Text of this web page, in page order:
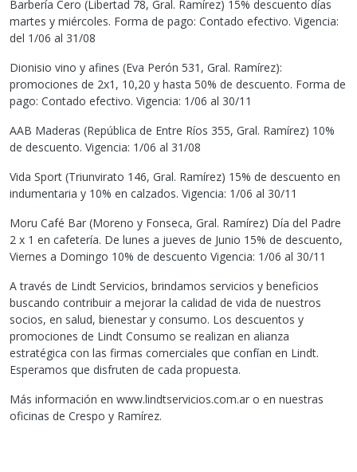
Barbería Cero (Libertad 78, Gral. Ramírez) 15% descuento días
martes y miércoles. Forma de pago: Contado efectivo. Vigencia:
del 1/06 al 31/08
Dionisio vino y afines (Eva Perón 531, Gral. Ramírez):
promociones de 2x1, 10,20 y hasta 50% de descuento. Forma de
pago: Contado efectivo. Vigencia: 1/06 al 30/11
AAB Maderas (República de Entre Ríos 355, Gral. Ramírez) 10%
de descuento. Vigencia: 1/06 al 31/08
Vida Sport (Triunvirato 146, Gral. Ramírez) 15% de descuento en
indumentaria y 10% en calzados. Vigencia: 1/06 al 30/11
Moru Café Bar (Moreno y Fonseca, Gral. Ramírez) Día del Padre
2 x 1 en cafetería. De lunes a jueves de Junio 15% de descuento,
Viernes a Domingo 10% de descuento Vigencia: 1/06 al 30/11
A través de Lindt Servicios, brindamos servicios y beneficios
buscando contribuir a mejorar la calidad de vida de nuestros
socios, en salud, bienestar y consumo. Los descuentos y
promociones de Lindt Consumo se realizan en alianza
estratégica con las firmas comerciales que confían en Lindt.
Esperamos que disfruten de cada propuesta.
Más información en www.lindtservicios.com.ar o en nuestras
oficinas de Crespo y Ramírez.